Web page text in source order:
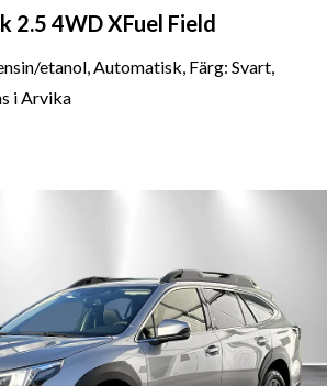
2.5 4WD XFuel Field
etanol, Automatisk, Färg: Svart,
i Arvika